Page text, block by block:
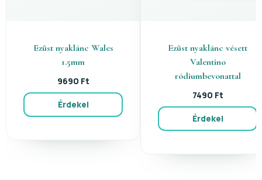
Ezüst nyaklánc Wales
1.5mm
9690 Ft
Érdekel
Ezüst nyaklánc vésett
Valentino
ródiumbevonattal
7490 Ft
Érdekel